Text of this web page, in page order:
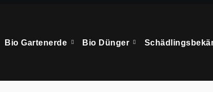
Bio Gartenerde Bio Dünger